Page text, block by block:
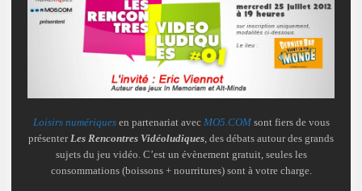
Loisirs numériquesen partenariat avec MO5.COMsont fiers de vous
présenterLes Rencontres Vidéoludiques, des débats autour des grands
sujets du jeu vidéo. C’est un évènement gratuit, seules les
consommations (boissons + nourritures) sont à votre charge.